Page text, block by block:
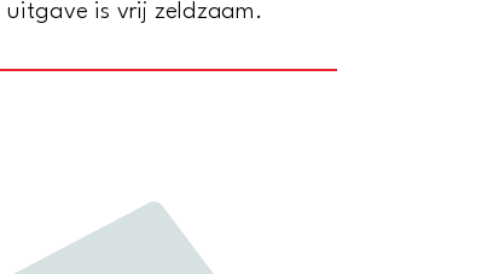
uitgave is vrij zeldzaam.